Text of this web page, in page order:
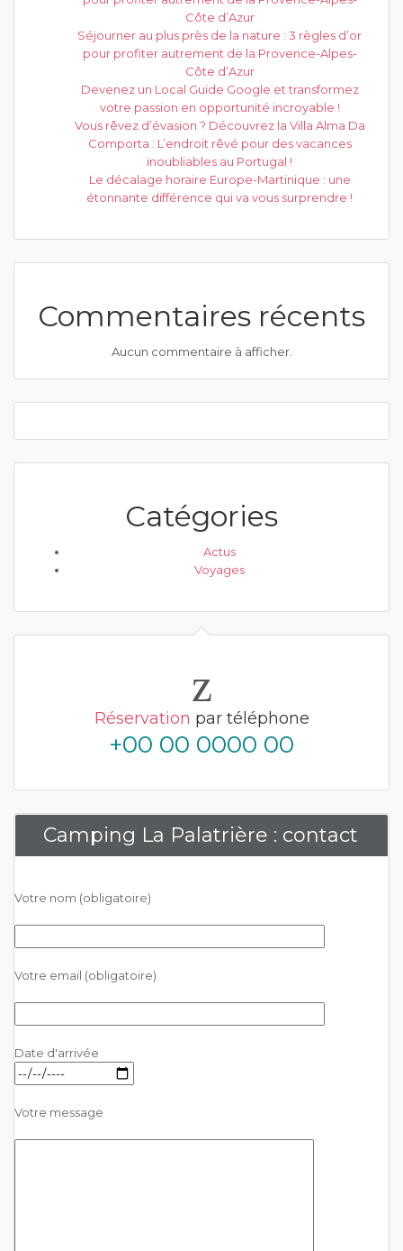
Côte d’Azur
Séjourner au plus près de la nature : 3 règles d’or
pour profiter autrement de la Provence-Alpes-
Côte d’Azur
Devenez un Local Guide Google et transformez
votre passion en opportunité incroyable !
Vous rêvez d’évasion ? Découvrez la Villa Alma Da
Comporta : L’endroit rêvé pour des vacances
inoubliables au Portugal !
Le décalage horaire Europe-Martinique : une
étonnante différence qui va vous surprendre !
Commentaires récents
Aucun commentaire à afficher.
Catégories
Actus
Voyages
Réservation par téléphone
+00 00 0000 00
Camping La Palatrière : contact
Votre nom (obligatoire)
Votre email (obligatoire)
Date d'arrivée
Votre message